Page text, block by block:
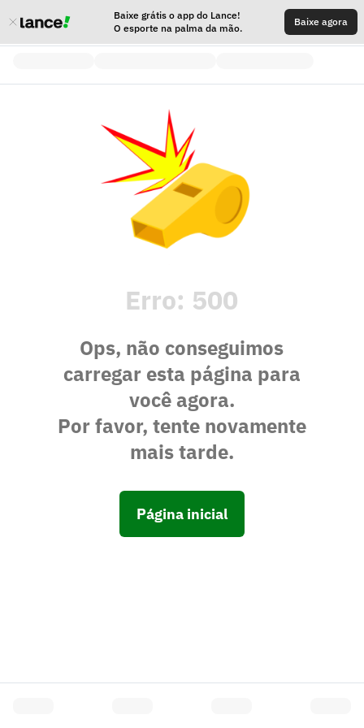
Baixe grátis o app do Lance!
O esporte na palma da mão.
Baixe agora
Erro: 500
Ops, não conseguimos
carregar esta página para
você agora.
Por favor, tente novamente
mais tarde.
Página inicial